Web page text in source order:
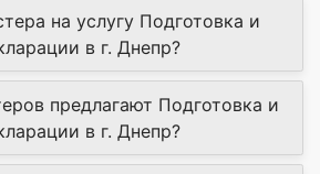
на услугу Подготовка и
в г. Днепр?
предлагают Подготовка и
в г. Днепр?